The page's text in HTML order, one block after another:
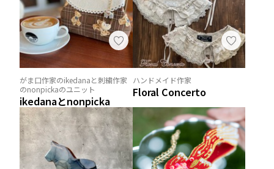
がま口作家のikedanaと刺繍作家
のnonpickaのユニット
ikedanaとnonpicka
ハンドメイド作家
Floral Concerto